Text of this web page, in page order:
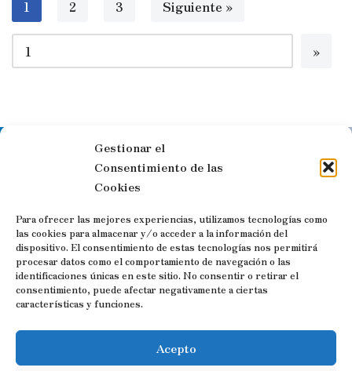
Gestionar el
Consentimiento de las
Cookies
Para ofrecer las mejores experiencias, utilizamos tecnologías como
las cookies para almacenar y/o acceder a la información del
dispositivo. El consentimiento de estas tecnologías nos permitirá
procesar datos como el comportamiento de navegación o las
identificaciones únicas en este sitio. No consentir o retirar el
consentimiento, puede afectar negativamente a ciertas
características y funciones.
Acepto
1 2 3 Siguiente »
Síguenos en las redes sociales
Visitas guiadas y Free Tours por
Trujillo
Contacto: